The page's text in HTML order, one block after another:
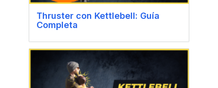
Thruster con Kettlebell: Guía
Completa